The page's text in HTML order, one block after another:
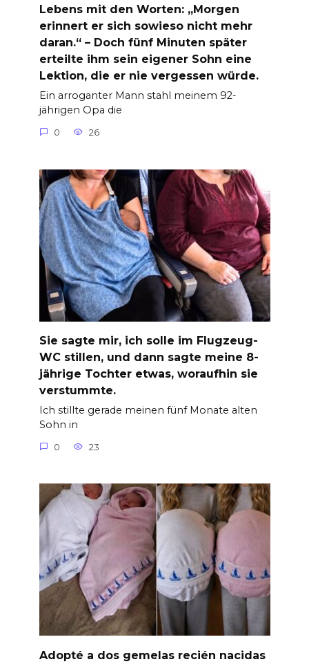
Lebens mit den Worten: „Morgen
erinnert er sich sowieso nicht mehr
daran.“ – Doch fünf Minuten später
erteilte ihm sein eigener Sohn eine
Lektion, die er nie vergessen würde.
Ein arroganter Mann stahl meinem 92-
jährigen Opa die
0 26
Sie sagte mir, ich solle im Flugzeug-
WC stillen, und dann sagte meine 8-
jährige Tochter etwas, woraufhin sie
verstummte.
Ich stillte gerade meinen fünf Monate alten
Sohn in
0 23
Adopté a dos gemelas recién nacidas